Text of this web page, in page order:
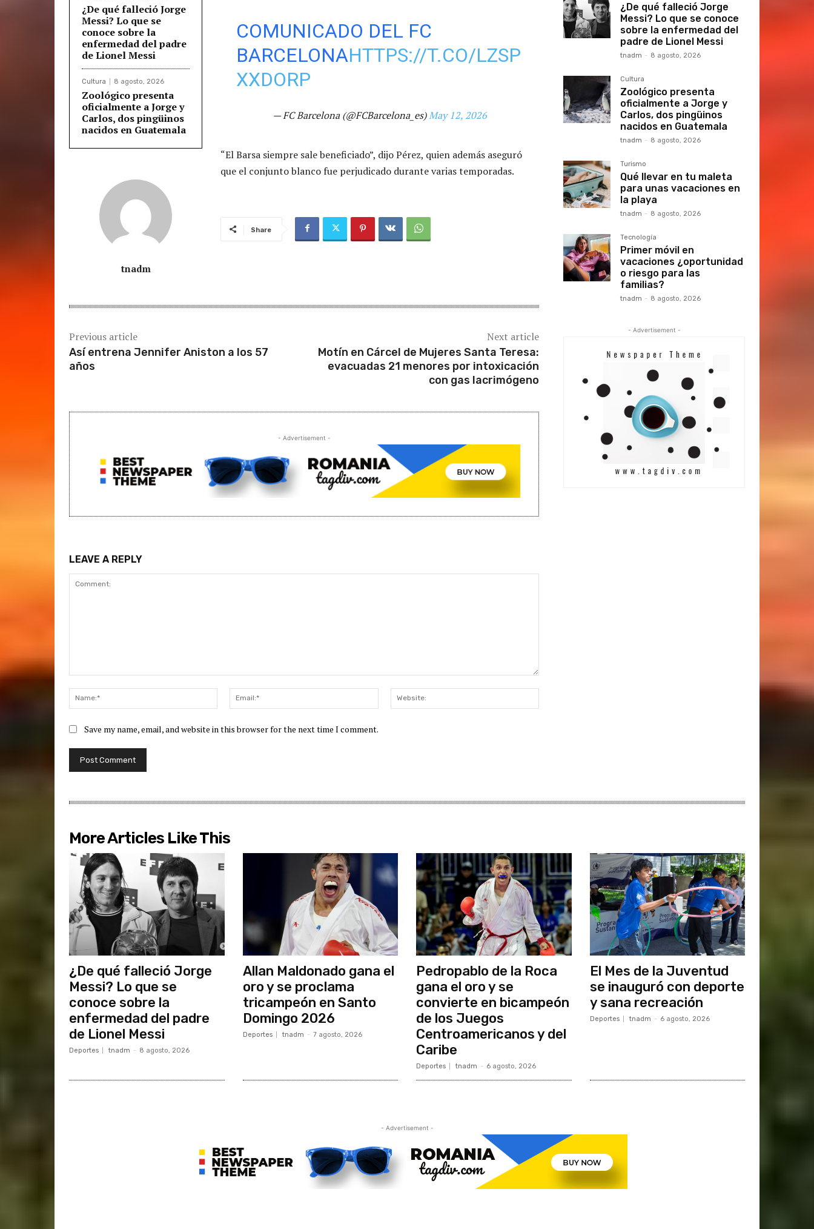
¿De qué falleció Jorge
Messi? Lo que se
conoce sobre la
enfermedad del padre
de Lionel Messi
Cultura 8 agosto, 2026
Zoológico presenta
oficialmente a Jorge y
Carlos, dos pingüinos
nacidos en Guatemala
tnadm
COMUNICADO DEL FC
BARCELONAHTTPS://T.CO/LZSP
XXDORP
— FC Barcelona (@FCBarcelona_es)May 12, 2026
“El Barsa siempre sale beneficiado”, dijo Pérez, quien además aseguró
que el conjunto blanco fue perjudicado durante varias temporadas.
Share
Previous article
Así entrena Jennifer Aniston a los 57
años
Next article
Motín en Cárcel de Mujeres Santa Teresa:
evacuadas 21 menores por intoxicación
con gas lacrimógeno
- Advertisement -
LEAVE A REPLY
Name:*
Email:*
Save my name, email, and website in this browser for the next time I comment.
¿De qué falleció Jorge
Messi? Lo que se conoce
sobre la enfermedad del
padre de Lionel Messi
tnadm - 8 agosto, 2026
Cultura
Zoológico presenta
oficialmente a Jorge y
Carlos, dos pingüinos
nacidos en Guatemala
tnadm - 8 agosto, 2026
Turismo
Qué llevar en tu maleta
para unas vacaciones en
la playa
tnadm - 8 agosto, 2026
Tecnología
Primer móvil en
vacaciones ¿oportunidad
o riesgo para las
familias?
tnadm - 8 agosto, 2026
- Advertisement -
More Articles Like This
¿De qué falleció Jorge
Messi? Lo que se
conoce sobre la
enfermedad del padre
de Lionel Messi
Deportes tnadm - 8 agosto, 2026
Allan Maldonado gana el
oro y se proclama
tricampeón en Santo
Domingo 2026
Deportes tnadm - 7 agosto, 2026
Pedropablo de la Roca
gana el oro y se
convierte en bicampeón
de los Juegos
Centroamericanos y del
Caribe
Deportes tnadm - 6 agosto, 2026
El Mes de la Juventud
se inauguró con deporte
y sana recreación
Deportes tnadm - 6 agosto, 2026
- Advertisement -